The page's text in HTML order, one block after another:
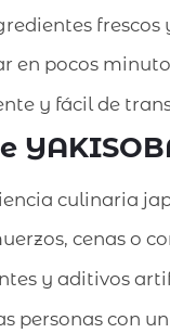
frescos
en pocos
y fácil de
culinaria
cenas o
y aditivos
personas con